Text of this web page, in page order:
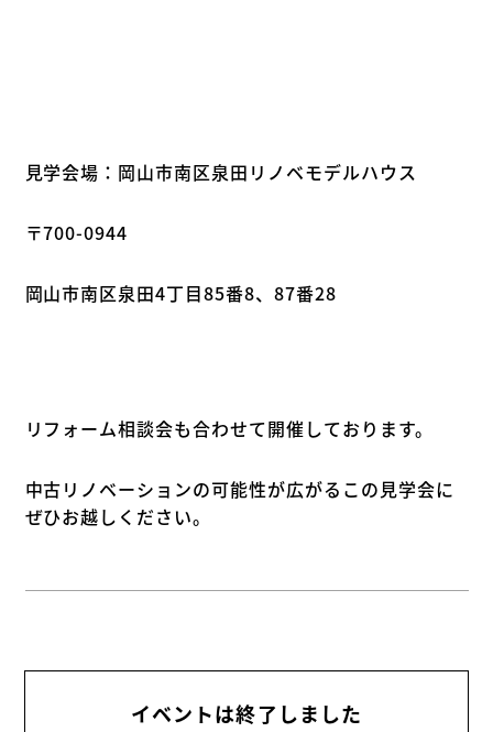
見学会場：岡山市南区泉田リノベモデルハウス
〒700-0944
岡山市南区泉田4丁目85番8、87番28
リフォーム相談会も合わせて開催しております。
中古リノベーションの可能性が広がるこの見学会に
ぜひお越しください。
イベントは終了しました